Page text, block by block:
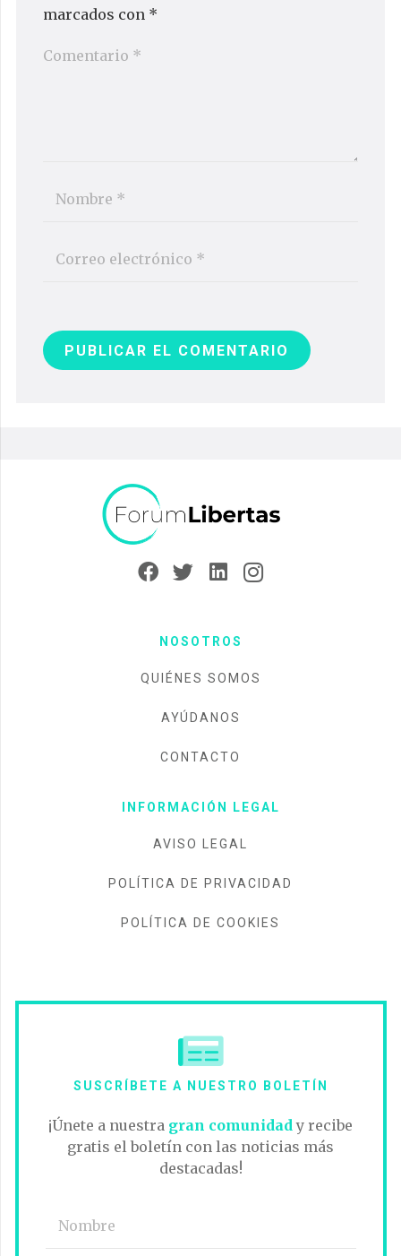
marcados con *
PUBLICAR EL COMENTARIO
NOSOTROS
QUIÉNES SOMOS
AYÚDANOS
CONTACTO
INFORMACIÓN LEGAL
AVISO LEGAL
POLÍTICA DE PRIVACIDAD
POLÍTICA DE COOKIES
SUSCRÍBETE A NUESTRO BOLETÍN
¡Únete a nuestra gran comunidad y recibe
gratis el boletín con las noticias más
destacadas!